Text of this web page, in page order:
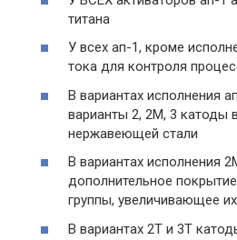
титана
У всех ап-1, кроме
тока для контроля
В вариантах исполнения
варианты 2, 2М, 3 катоды
нержавеющей стали
В вариантах исполнения
дополнительное
группы, увеличивающее
В вариантах 2Т и 3Т